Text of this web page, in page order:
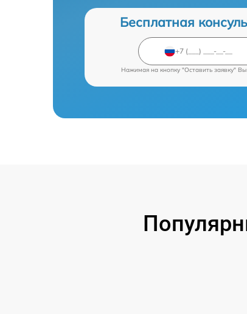
Бесплатная
Нажимая на кнопку "Оставить заявку"